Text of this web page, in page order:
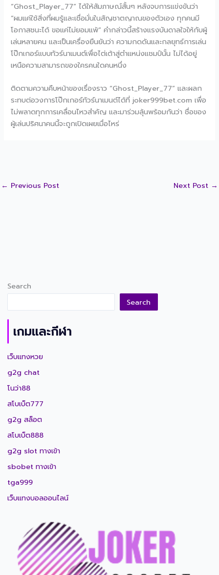
“Ghost_Player_77” ได้ให้สัมภาษณ์สั้นๆ หลังจบการแข่งขันว่า
“ผมแค่ใช้สิ่งที่ผมรู้และเชื่อมั่นในสัญชาตญาณของตัวเอง ทุกคนมี
โอกาสชนะได้ ขอแค่ไม่ยอมแพ้” คำกล่าวนี้สร้างแรงบันดาลใจให้กับผู้
เล่นหลายคน และเป็นเครื่องยืนยันว่า ความกดดันและกลยุทธ์การเล่น
โป๊กเกอร์แบบทัวร์นาเมนต์เพื่อไต่เต้าสู่ตำแหน่งแชมป์นั้น ไม่ได้อยู่
เหนือความสามารถของใครคนใดคนหนึ่ง
ติดตามความคืบหน้าของเรื่องราว “Ghost_Player_77” และผลก
ระทบต่อวงการโป๊กเกอร์ทัวร์นาเมนต์ได้ที่ joker999bet.com เพื่อ
ไม่พลาดทุกการเคลื่อนไหวสำคัญ และมาร่วมลุ้นพร้อมกันว่า ชื่อของ
ผู้เล่นปริศนาคนนี้จะถูกเปิดเผยเมื่อไหร่
← Previous Post Next Post →
Search
Search
เกมและกีฬา
เว็บแทงหวย
g2g chat
โนว่า88
สโบเบ็ต777
g2g สล็อต
สโบเบ็ต888
g2g slot ทางเข้า
sbobet ทางเข้า
tga999
เว็บแทงบอลออนไลน์